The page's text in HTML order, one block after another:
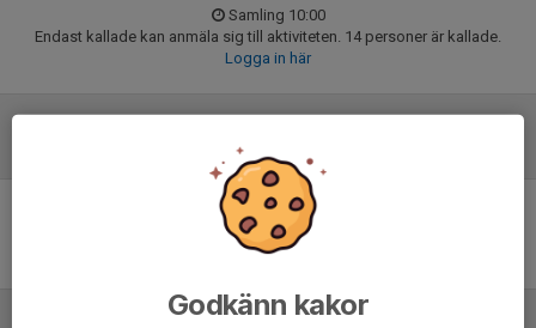
Samling 10:00
Endast kallade kan anmäla sig till aktiviteten. 14 personer är kallade.
Logga in här
Ingen uppställning ifylld
Godkänn kakor